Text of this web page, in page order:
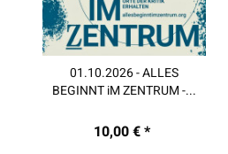
01.10.2026 - ALLES
BEGINNT iM ZENTRUM -...
10,00 € *